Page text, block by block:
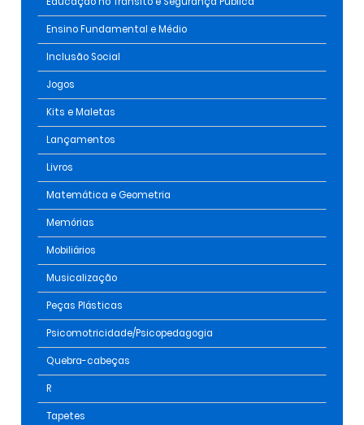
Ensino Fundamental e Médio
Inclusão Social
Jogos
Kits e Maletas
Lançamentos
Livros
Matemática e Geometria
Memórias
Mobiliários
Musicalização
Peças Plásticas
Psicomotricidade/Psicopedagogia
Quebra-cabeças
R
Tapetes